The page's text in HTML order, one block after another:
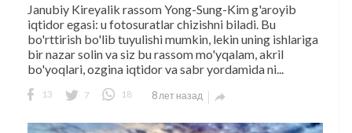
Janubiy Kireyalik rassom Yong-Sung-Kim g'aroyib
iqtidor egasi: u fotosuratlar chizishni biladi. Bu
bo'rttirish bo'lib tuyulishi mumkin, lekin uning ishlariga
bir nazar solin va siz bu rassom mo'yqalam, akril
bo'yoqlari, ozgina iqtidor va sabr yordamida ni...
13 7 18 8 лет назад 